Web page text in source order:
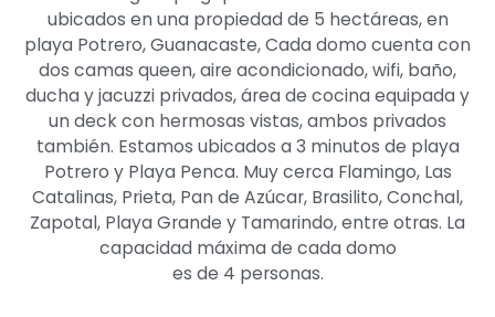
ubicados en una propiedad de 5 hectáreas, en
playa Potrero, Guanacaste, Cada domo cuenta con
dos camas queen, aire acondicionado, wifi, baño,
ducha y jacuzzi privados, área de cocina equipada y
un deck con hermosas vistas, ambos privados
también. Estamos ubicados a 3 minutos de playa
Potrero y Playa Penca. Muy cerca Flamingo, Las
Catalinas, Prieta, Pan de Azúcar, Brasilito, Conchal,
Zapotal, Playa Grande y Tamarindo, entre otras. La
capacidad máxima de cada domo
es de 4 personas.